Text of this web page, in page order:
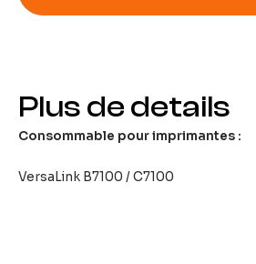
Plus de details
Consommable pour imprimantes :
VersaLink B7100 / C7100